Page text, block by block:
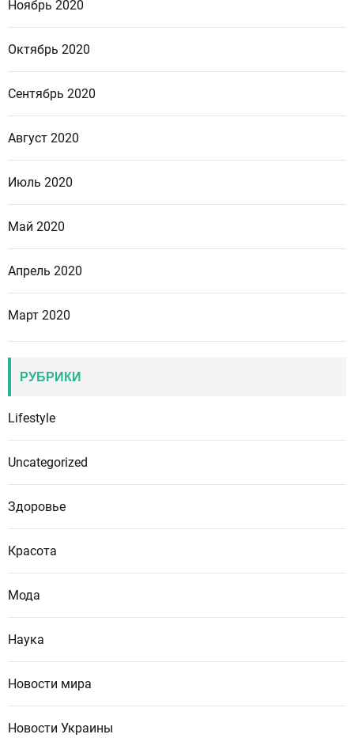
Ноябрь 2020
Октябрь 2020
Сентябрь 2020
Август 2020
Июль 2020
Май 2020
Апрель 2020
Март 2020
РУБРИКИ
Lifestyle
Uncategorized
Здоровье
Красота
Мода
Наука
Новости мира
Новости Украины